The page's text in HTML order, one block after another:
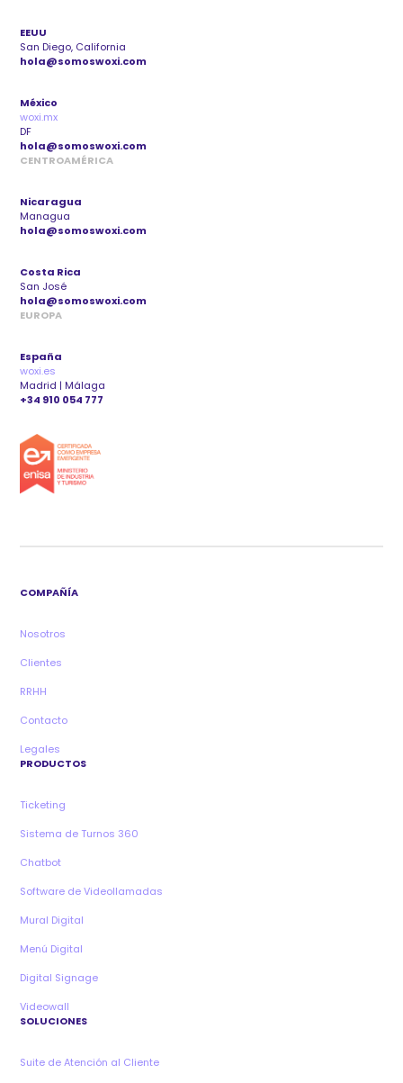
EEUU
San Diego, California
hola@somoswoxi.com
México
woxi.mx
DF
hola@somoswoxi.com
CENTROAMÉRICA
Nicaragua
Managua
hola@somoswoxi.com
Costa Rica
San José
hola@somoswoxi.com
EUROPA
España
woxi.es
Madrid | Málaga
+34 910 054 777
COMPAÑÍA
Nosotros
Clientes
RRHH
Contacto
Legales
PRODUCTOS
Ticketing
Sistema de Turnos 360
Chatbot
Software de Videollamadas
Mural Digital
Menú Digital
Digital Signage
Videowall
SOLUCIONES
Suite de Atención al Cliente